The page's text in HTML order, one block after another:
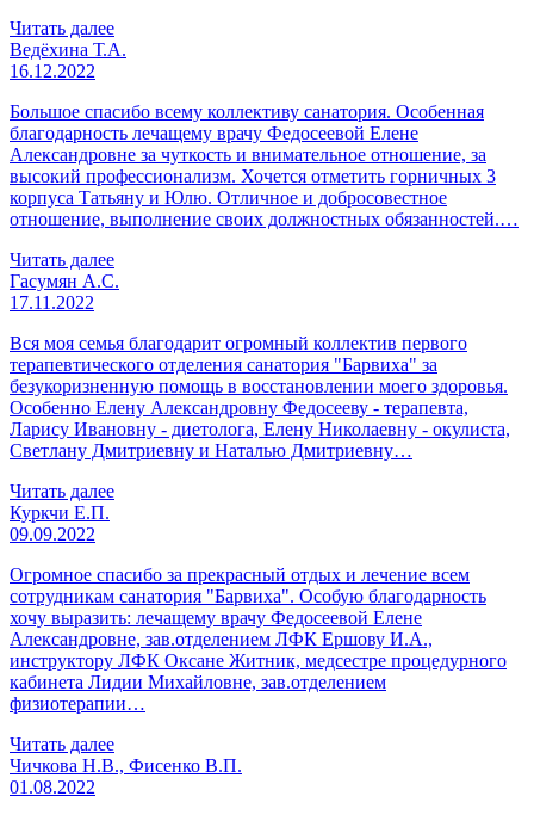
Читать далее
Ведёхина Т.А.
16.12.2022
Большое спасибо всему коллективу санатория. Особенная
благодарность лечащему врачу Федосеевой Елене
Александровне за чуткость и внимательное отношение, за
высокий профессионализм. Хочется отметить горничных 3
корпуса Татьяну и Юлю. Отличное и добросовестное
отношение, выполнение своих должностных обязанностей.…
Читать далее
Гасумян А.С.
17.11.2022
Вся моя семья благодарит огромный коллектив первого
терапевтического отделения санатория "Барвиха" за
безукоризненную помощь в восстановлении моего здоровья.
Особенно Елену Александровну Федосееву - терапевта,
Ларису Ивановну - диетолога, Елену Николаевну - окулиста,
Светлану Дмитриевну и Наталью Дмитриевну…
Читать далее
Куркчи Е.П.
09.09.2022
Огромное спасибо за прекрасный отдых и лечение всем
сотрудникам санатория "Барвиха". Особую благодарность
хочу выразить: лечащему врачу Федосеевой Елене
Александровне, зав.отделением ЛФК Ершову И.А.,
инструктору ЛФК Оксане Житник, медсестре процедурного
кабинета Лидии Михайловне, зав.отделением
физиотерапии…
Читать далее
Чичкова Н.В., Фисенко В.П.
01.08.2022